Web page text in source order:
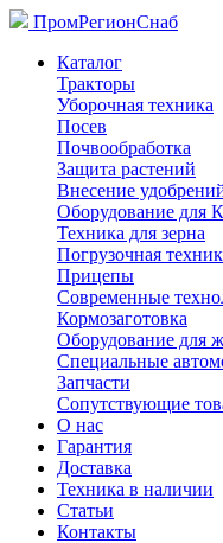
ПромРегионСнаб
Каталог
Тракторы
Уборочная техника
Посев
Почвообработка
Защита растений
Внесение
Оборудование
Техника для зерна
Погрузочная
Прицепы
Современные
Кормозаготовка
Оборудование для
Специальные
Запчасти
Сопутствующие
О нас
Гарантия
Доставка
Техника в наличии
Статьи
Контакты